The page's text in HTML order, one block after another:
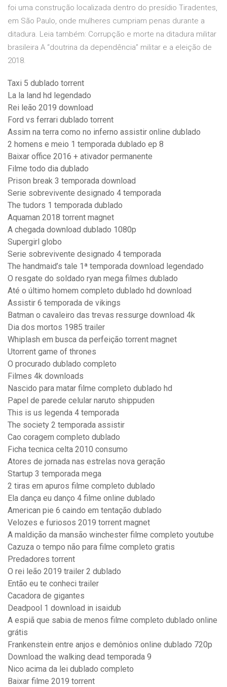
foi uma construção localizada dentro do presídio Tiradentes,
em São Paulo, onde mulheres cumpriam penas durante a
ditadura. Leia também: Corrupção e morte na ditadura militar
brasileira A “doutrina da dependência” militar e a eleição de
2018.
Taxi 5 dublado torrent
La la land hd legendado
Rei leão 2019 download
Ford vs ferrari dublado torrent
Assim na terra como no inferno assistir online dublado
2 homens e meio 1 temporada dublado ep 8
Baixar office 2016 + ativador permanente
Filme todo dia dublado
Prison break 3 temporada download
Serie sobrevivente designado 4 temporada
The tudors 1 temporada dublado
Aquaman 2018 torrent magnet
A chegada download dublado 1080p
Supergirl globo
Serie sobrevivente designado 4 temporada
The handmaid’s tale 1ª temporada download legendado
O resgate do soldado ryan mega filmes dublado
Até o último homem completo dublado hd download
Assistir 6 temporada de vikings
Batman o cavaleiro das trevas ressurge download 4k
Dia dos mortos 1985 trailer
Whiplash em busca da perfeição torrent magnet
Utorrent game of thrones
O procurado dublado completo
Filmes 4k downloads
Nascido para matar filme completo dublado hd
Papel de parede celular naruto shippuden
This is us legenda 4 temporada
The society 2 temporada assistir
Cao coragem completo dublado
Ficha tecnica celta 2010 consumo
Atores de jornada nas estrelas nova geração
Startup 3 temporada mega
2 tiras em apuros filme completo dublado
Ela dança eu danço 4 filme online dublado
American pie 6 caindo em tentação dublado
Velozes e furiosos 2019 torrent magnet
A maldição da mansão winchester filme completo youtube
Cazuza o tempo não para filme completo gratis
Predadores torrent
O rei leão 2019 trailer 2 dublado
Então eu te conheci trailer
Cacadora de gigantes
Deadpool 1 download in isaidub
A espiã que sabia de menos filme completo dublado online
grátis
Frankenstein entre anjos e demônios online dublado 720p
Download the walking dead temporada 9
Nico acima da lei dublado completo
Baixar filme 2019 torrent